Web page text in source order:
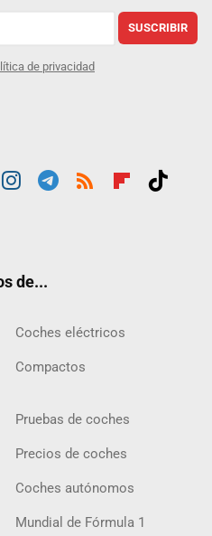
SUSCRIBIR
de privacidad
de...
Coches eléctricos
Compactos
Pruebas de coches
Precios de coches
Coches autónomos
Mundial de Fórmula 1